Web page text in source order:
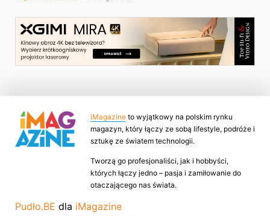
iMagazine to wyjątkowy na polskim rynku
magazyn, który łączy ze sobą lifestyle, podróże i
sztukę ze światem technologii.
Tworzą go profesjonaliści, jak i hobbyści,
których łączy jedno – pasja i zamiłowanie do
otaczającego nas świata.
Pudło.BE dla iMagazine